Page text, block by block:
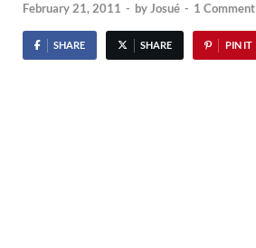
February 21, 2011 - byJosué - 1 Comment
SHARE SHARE PIN IT